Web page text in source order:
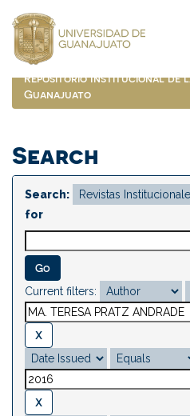
navigation
Repositorio Institucional de
Guanajuato
Search
Search:
for
Current filters: